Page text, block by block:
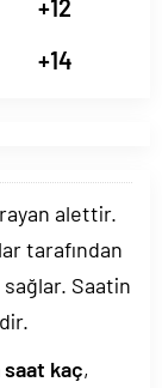
+12
+14
alettir.
tarafından
Saatin
saat kaç,